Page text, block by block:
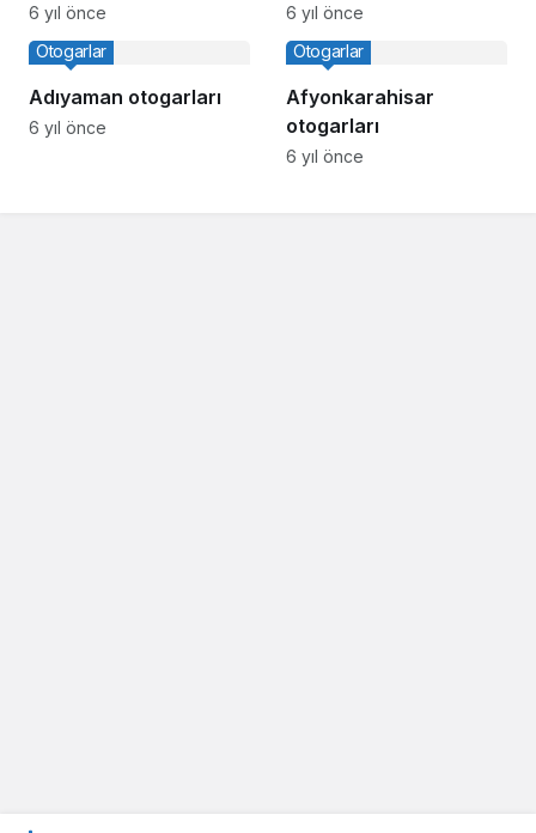
6 yıl önce 6 yıl önce
Adıyaman otogarları
Otogarlar
6 yıl önce
Afyonkarahisar
otogarları
Otogarlar
6 yıl önce